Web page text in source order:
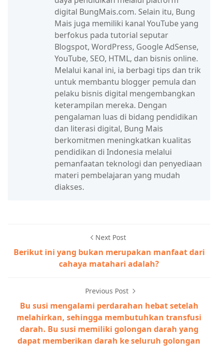
digital BungMais.com. Selain itu, Bung
Mais juga memiliki kanal YouTube yang
berfokus pada tutorial seputar
Blogspot, WordPress, Google AdSense,
YouTube, SEO, HTML, dan bisnis online.
Melalui kanal ini, ia berbagi tips dan trik
untuk membantu blogger pemula dan
pelaku bisnis digital mengembangkan
keterampilan mereka. Dengan
pengalaman luas di bidang pendidikan
dan literasi digital, Bung Mais
berkomitmen meningkatkan kualitas
pendidikan di Indonesia melalui
pemanfaatan teknologi dan penyediaan
materi pembelajaran yang mudah
diakses.
Next Post
Berikut ini yang bukan merupakan manfaat dari
cahaya matahari adalah?
Previous Post
Bu susi mengalami perdarahan hebat setelah
melahirkan, sehingga membutuhkan transfusi
darah. Bu susi memiliki golongan darah yang
dapat memberikan darah ke seluruh golongan